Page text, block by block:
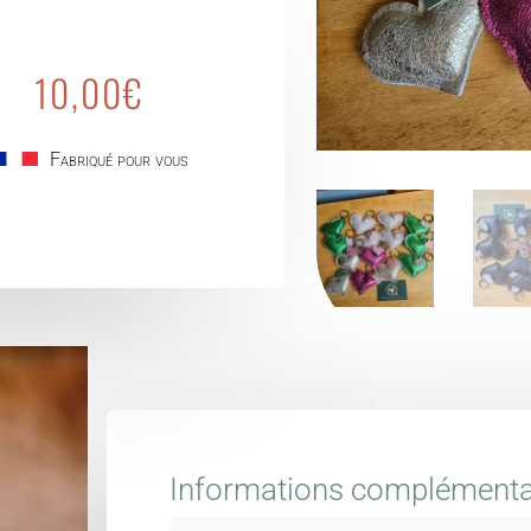
10,00€
Fabriqué pour vous
Informations